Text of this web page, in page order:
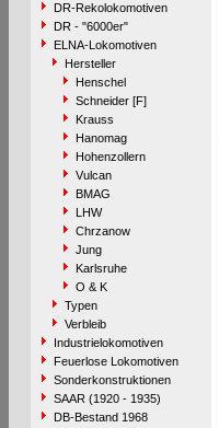
DR-Rekolokomotiven
DR - "6000er"
ELNA-Lokomotiven
Hersteller
Henschel
Schneider [F]
Krauss
Hanomag
Hohenzollern
Vulcan
BMAG
LHW
Chrzanow
Jung
Karlsruhe
O & K
Typen
Verbleib
Industrielokomotiven
Feuerlose Lokomotiven
Sonderkonstruktionen
SAAR (1920 - 1935)
DB-Bestand 1968